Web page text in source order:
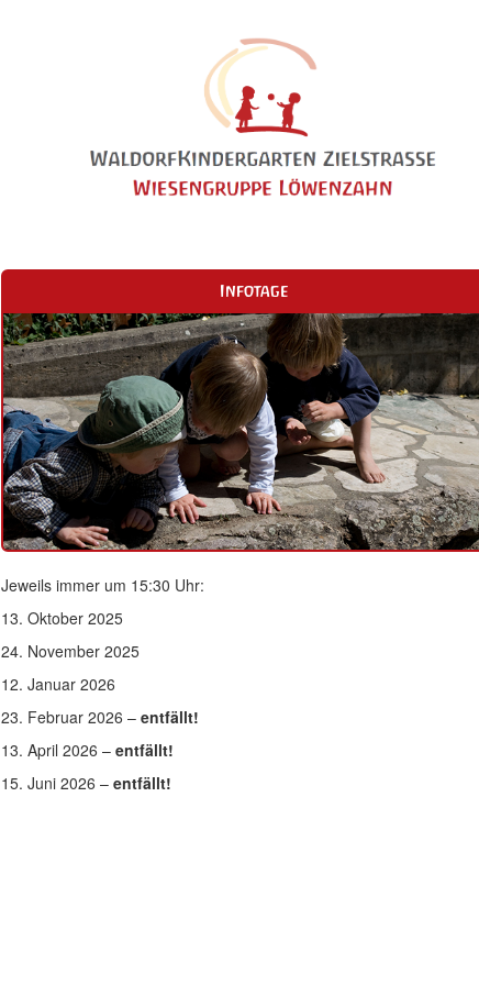
Infotage
Jeweils immer um 15:30 Uhr:
13. Oktober 2025
24. November 2025
12. Januar 2026
23. Februar 2026 – entfällt!
13. April 2026 – entfällt!
15. Juni 2026 – entfällt!